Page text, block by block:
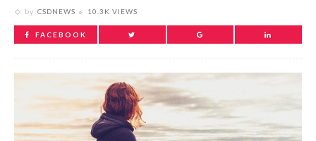
by CSDNEWS 10.3K VIEWS
FACEBOOK